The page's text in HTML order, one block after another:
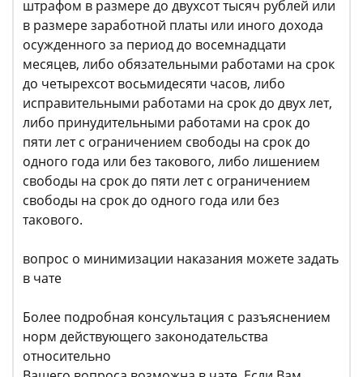
штрафом в размере до двухсот тысяч рублей или
в размере заработной платы или иного дохода
осужденного за период до восемнадцати
месяцев, либо обязательными работами на срок
до четырехсот восьмидесяти часов, либо
исправительными работами на срок до двух лет,
либо принудительными работами на срок до
пяти лет с ограничением свободы на срок до
одного года или без такового, либо лишением
свободы на срок до пяти лет с ограничением
свободы на срок до одного года или без
такового.
вопрос о минимизации наказания можете задать
в чате
Более подробная консультация с разъяснением
норм действующего законодательства
относительно